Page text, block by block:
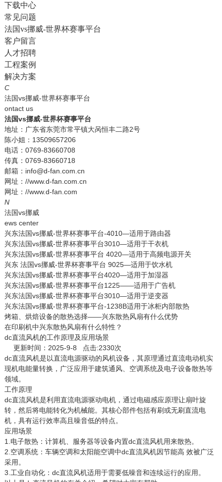
下载中心
常见问题
法国vs挪威-世界杯赛事平台
客户留言
人才招聘
工程案例
解决方案
C
法国vs挪威-世界杯赛事平台
ontact us
法国vs挪威-世界杯赛事平台
地址：广东省东莞市常平镇大呙恒丰二路2号
陈小姐：13509657206
电话：0769-83660708
传真：0769-83660718
邮箱：info@d-fan.com.cn
网址：//www.d-fan.com.cn
网址：//www.d-fan.com
N
法国vs挪威
ews center
兴东法国vs挪威-世界杯赛事平台-4010—适用于路由器
兴东法国vs挪威-世界杯赛事平台3010—适用于干衣机
兴东法国vs挪威-世界杯赛事平台 4020—适用于高频电源开关
兴东 法国vs挪威-世界杯赛事平台 9025—适用于饮水机
兴东法国vs挪威-世界杯赛事平台4020—适用于加湿器
兴东法国vs挪威-世界杯赛事平台1225——适用于广告机
兴东法国vs挪威-世界杯赛事平台3010—适用于逆变器
兴东法国vs挪威-世界杯赛事平台-1238B适用于冰柜内部散热
烤箱、烘焙设备的散热选择——兴东散热风扇有什么优势
在印刷机中兴东散热风扇有什么特性？
dc直流风机的工作原理及应用场景
更新时间：2025-9-8 点击:2330次
dc直流风机是以直流电源驱动的风机设备，其原理通过直流电动机实
现机电能量转换，广泛应用于建筑通风、空调系统及电子设备散热等
领域。
工作原理
dc直流风机是利用直流电源驱动电机，通过电磁感应原理让扇叶旋
转，然后将电能转化为机械能。其核心部件包括有刷或无刷直流电
机，具有运行效率高且噪音低的特点。 ‌
应用场景
1.电子散热：计算机、服务器等设备内置dc直流风机用来散热。
2.空调系统：车辆空调和太阳能空调中dc直流风机因节能高 效被广泛
采用。
3.工业自动化：dc直流风机适用于需要低噪音和连续运行的应用。